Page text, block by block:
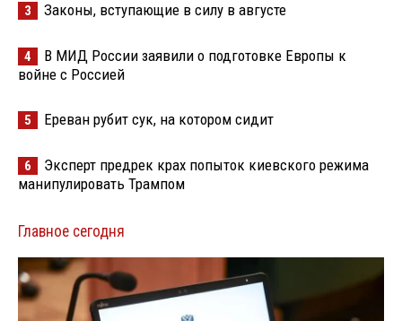
3 Законы, вступающие в силу в августе
4
В МИД России заявили о подготовке Европы к
войне с Россией
5 Ереван рубит сук, на котором сидит
6
Эксперт предрек крах попыток киевского режима
манипулировать Трампом
Главное сегодня